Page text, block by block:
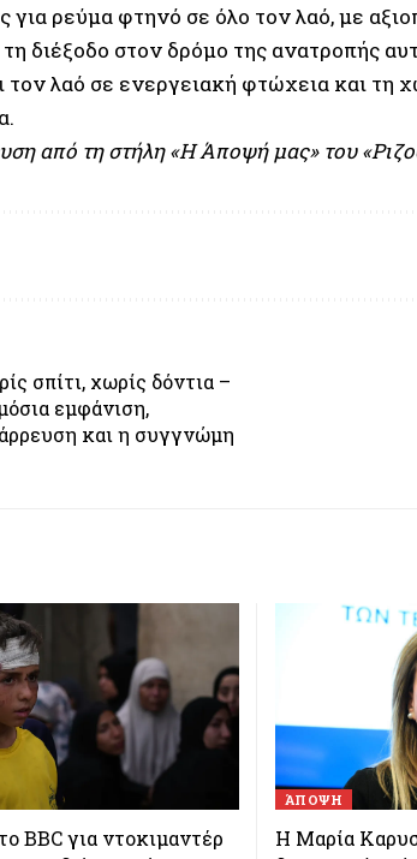
για ρεύμα φτηνό σε όλο τον λαό, με
διέξοδο στον δρόμο της ανατροπής
τον λαό σε ενεργειακή φτώχεια και τη
από τη στήλη«Η Άποψή μας» του
σπίτι, χωρίς δόντια –
εμφάνιση,
και η συγγνώμη
BBC για ντοκιμαντέρ
ΆΠΟΨΗ
Η Μαρία